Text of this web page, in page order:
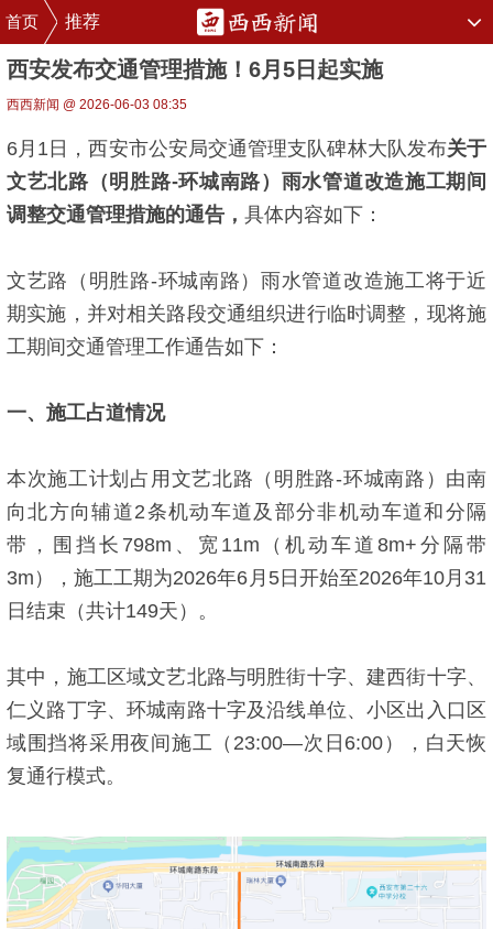
首页 推荐
西安发布交通管理措施！6月5日起实施
西西新闻 @ 2026-06-03 08:35
6月1日，西安市公安局交通管理支队碑林大队发布关于
文艺北路（明胜路-环城南路）雨水管道改造施工期间
调整交通管理措施的通告 ， 具体内容如下：
文艺路（明胜路-环城南路）雨水管道改造施工将于近
期实施，并对相关路段交通组织进行临时调整，现将施
工期间交通管理工作通告如下：
一、施工占道情况
本次施工计划占用文艺北路（明胜路-环城南路）由南
向北方向辅道2条机动车道及部分非机动车道和分隔
带，围挡长798m、宽11m（机动车道8m+分隔带
3m），施工工期为2026年6月5日开始至2026年10月31
日结束（共计149天）。
其中，施工区域文艺北路与明胜街十字、建西街十字、
仁义路丁字、环城南路十字及沿线单位、小区出入口区
域围挡将采用夜间施工（23:00—次日6:00），白天恢
复通行模式。